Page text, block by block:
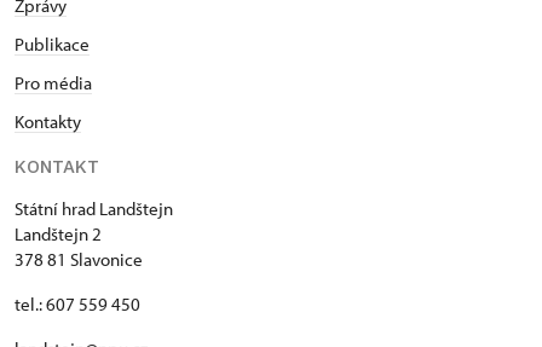
Zprávy
Publikace
Pro média
Kontakty
KONTAKT
Státní hrad Landštejn
Landštejn 2
378 81 Slavonice
tel.: 607 559 450